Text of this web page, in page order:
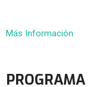
Más Información